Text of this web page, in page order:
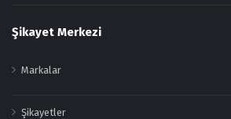
Şikayet Merkezi
Markalar
Şikayetler